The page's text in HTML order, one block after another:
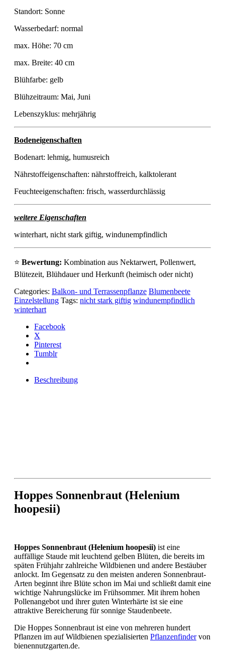
Standort: Sonne
Wasserbedarf: normal
max. Höhe: 70 cm
max. Breite: 40 cm
Blühfarbe: gelb
Blühzeitraum: Mai, Juni
Lebenszyklus: mehrjährig
Bodeneigenschaften
Bodenart: lehmig, humusreich
Nährstoffeigenschaften: nährstoffreich, kalktolerant
Feuchteeigenschaften: frisch, wasserdurchlässig
weitere Eigenschaften
winterhart, nicht stark giftig, windunempfindlich
⭐ Bewertung: Kombination aus Nektarwert, Pollenwert,
Blütezeit, Blühdauer und Herkunft (heimisch oder nicht)
Categories: Balkon- und Terrassenpflanze Blumenbeete
Einzelstellung Tags: nicht stark giftig windunempfindlich
winterhart
Facebook
X
Pinterest
Tumblr
Beschreibung
Hoppes Sonnenbraut (Helenium
hoopesii)
Hoppes Sonnenbraut (Helenium hoopesii) ist eine
auffällige Staude mit leuchtend gelben Blüten, die bereits im
späten Frühjahr zahlreiche Wildbienen und andere Bestäuber
anlockt. Im Gegensatz zu den meisten anderen Sonnenbraut-
Arten beginnt ihre Blüte schon im Mai und schließt damit eine
wichtige Nahrungslücke im Frühsommer. Mit ihrem hohen
Pollenangebot und ihrer guten Winterhärte ist sie eine
attraktive Bereicherung für sonnige Staudenbeete.
Die Hoppes Sonnenbraut ist eine von mehreren hundert
Pflanzen im auf Wildbienen spezialisierten Pflanzenfindervon
bienennutzgarten.de.